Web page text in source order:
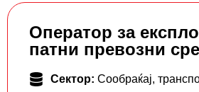
Oператор за
патни превозни
Сектор: Сообраќај,